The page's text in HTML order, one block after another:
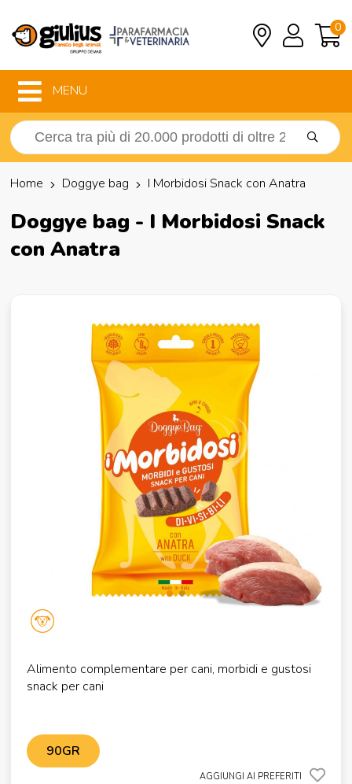
0
MENU
Home Doggye bag I Morbidosi Snack con Anatra
Doggye bag - I Morbidosi Snack
con Anatra
Alimento complementare per cani, morbidi e gustosi
snack per cani
90GR
AGGIUNGI AI PREFERITI